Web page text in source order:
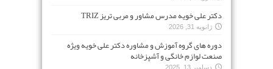
دکتر علی خویه مدرس مشاور و مربی تریز TRIZ
ژانویه 31, 2026
دوره های گروه آموزش و مشاوره دکتر علی خویه ویژه
صنعت لوازم خانگی و آشپزخانه
دسامبر 13, 2025